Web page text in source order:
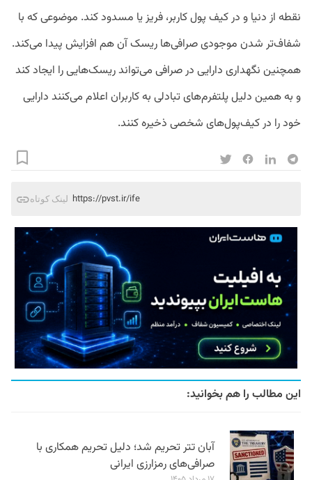
نقطه از دنیا و در کیف پول کاربر، فریز یا مسدود کند. موضوعی که با
شفاف‌تر شدن موجودی صرافی‌ها ریسک آن هم افزایش پیدا می‌کند.
همچنین نگهداری دارایی در صرافی می‌تواند ریسک‌هایی را ایجاد کند
و به همین دلیل پلتفرم‌های تبادلی به کاربران اعلام می‌کنند دارایی
خود را در کیف‌پول‌های شخصی ذخیره کنند.
لینک کوتاه https://pvst.ir/ife
این مطالب را هم بخوانید:
آبان تتر تحریم شد؛ دلیل تحریم همکاری با
صرافی‌های رمزارزی ایرانی